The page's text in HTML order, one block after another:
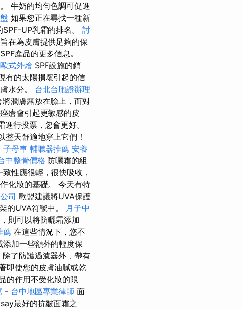
牛奶的均勻色調可促進
如果您正在尋找一種新
UP乳霜的排名。 討
在為皮膚提供足夠的保
產品的更多信息。
歐式外燴 SPF設施的銷
有的太陽損壞引起的信
水分。 台北台胞證辦理
潤膚露放在臉上，而對
瘡會引起更敏感的皮
行投票，您會更好。
天舒適地穿上它們！
子母車 輔聽器推薦 安養
中整骨價格 防曬霜的組
致性應很輕，很快吸收，
化妝的基礎。 今天有特
司 歐盟建議將UVA保護
的UVA符號中。
月子中
則可以將防曬霜添加
薦 在這些情況下，您不
加一些額外的輕度保
除了防護過濾器外，帶有
即使您的皮膚油膩或乾
的作用不受化妝的限
- 台中地區專業律師 面
最好的抗皺面霜之